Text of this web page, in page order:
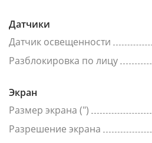
Датчики
Датчик освещенности
Разблокировка по лицу
Экран
Размер экрана (")
Разрешение экрана